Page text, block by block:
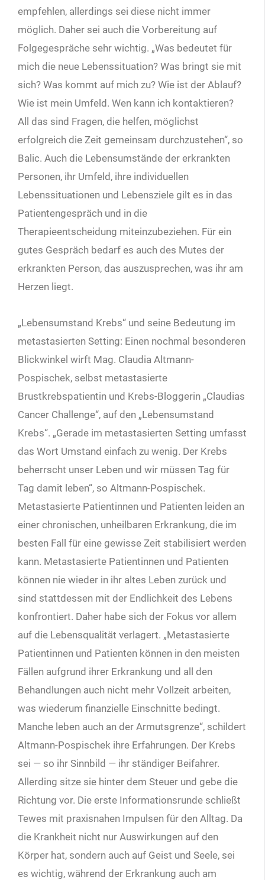
empfehlen, allerdings sei diese nicht immer
möglich. Daher sei auch die Vorbereitung auf
Folgegespräche sehr wichtig. „Was bedeutet für
mich die neue Lebenssituation? Was bringt sie mit
sich? Was kommt auf mich zu? Wie ist der Ablauf?
Wie ist mein Umfeld. Wen kann ich kontaktieren?
All das sind Fragen, die helfen, möglichst
erfolgreich die Zeit gemeinsam durchzustehen“, so
Balic. Auch die Lebensumstände der erkrankten
Personen, ihr Umfeld, ihre individuellen
Lebenssituationen und Lebensziele gilt es in das
Patientengespräch und in die
Therapieentscheidung miteinzubeziehen. Für ein
gutes Gespräch bedarf es auch des Mutes der
erkrankten Person, das auszusprechen, was ihr am
Herzen liegt.
„Lebensumstand Krebs“ und seine Bedeutung im
metastasierten Setting: Einen nochmal besonderen
Blickwinkel wirft Mag. Claudia Altmann-
Pospischek, selbst metastasierte
Brustkrebspatientin und Krebs-Bloggerin „Claudias
Cancer Challenge“, auf den „Lebensumstand
Krebs“. „Gerade im metastasierten Setting umfasst
das Wort Umstand einfach zu wenig. Der Krebs
beherrscht unser Leben und wir müssen Tag für
Tag damit leben“, so Altmann-Pospischek.
Metastasierte Patientinnen und Patienten leiden an
einer chronischen, unheilbaren Erkrankung, die im
besten Fall für eine gewisse Zeit stabilisiert werden
kann. Metastasierte Patientinnen und Patienten
können nie wieder in ihr altes Leben zurück und
sind stattdessen mit der Endlichkeit des Lebens
konfrontiert. Daher habe sich der Fokus vor allem
auf die Lebensqualität verlagert. „Metastasierte
Patientinnen und Patienten können in den meisten
Fällen aufgrund ihrer Erkrankung und all den
Behandlungen auch nicht mehr Vollzeit arbeiten,
was wiederum finanzielle Einschnitte bedingt.
Manche leben auch an der Armutsgrenze“, schildert
Altmann-Pospischek ihre Erfahrungen. Der Krebs
sei — so ihr Sinnbild — ihr ständiger Beifahrer.
Allerding sitze sie hinter dem Steuer und gebe die
Richtung vor. Die erste Informationsrunde schließt
Tewes mit praxisnahen Impulsen für den Alltag. Da
die Krankheit nicht nur Auswirkungen auf den
Körper hat, sondern auch auf Geist und Seele, sei
es wichtig, während der Erkrankung auch am